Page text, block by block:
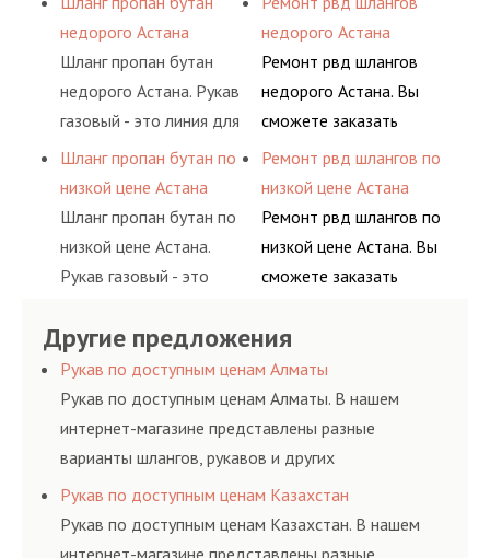
элементами системы.
сжатого воздуха и
различных типов
сжиженного газа
(кислород, аргон, метан,
ацетилен) между
определенными
элементами системы.
недорого Астана
Шланг пропан бутан
недорого Астана. Рукав
газовый - это линия для
подачи сжатого
воздуха и различных
типов сжиженного газа
(кислород, аргон, метан,
пропан, бутан,
элементами системы.
Шланг пропан бутан по
низкой цене Астана
Шланг пропан бутан по
низкой цене Астана.
Рукав газовый - это
сжатого воздуха и
различных типов
сжиженного газа
(кислород, аргон, метан,
пропан, бутан,
разовой основе либо на
условиях
долговременного
комплексного
гидросистем Вашего
предприятия.
недорого Астана
Ремонт рвд шлангов
недорого Астана. Вы
сможете заказать
сервис РВД на разовой
основе либо на
условиях
долговременного
комплексного
Ремонт рвд шлангов по
низкой цене Астана
Ремонт рвд шлангов по
низкой цене Астана. Вы
сможете заказать
основе либо на
условиях
долговременного
комплексного
обслуживания
Другие предложения
Рукав по доступным ценам Алматы
Рукав по доступным ценам Алматы. В нашем
интернет-магазине представлены разные
варианты шлангов, рукавов и других
резинотехнических изделий, соответствующих
ГОСТам, техническим условиям и нормативам.
Рукав по доступным ценам Казахстан
Рукав по доступным ценам Казахстан. В нашем
интернет-магазине представлены разные